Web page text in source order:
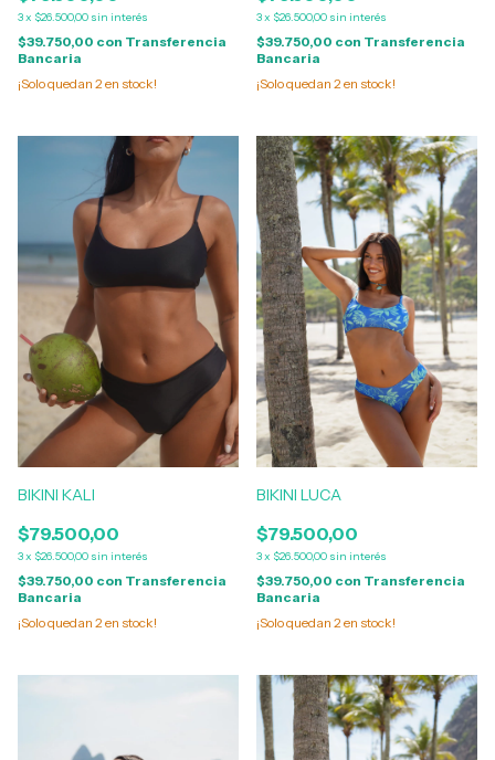
3x $26.500,00 sin interés
$39.750,00 con Transferencia
Bancaria
¡Solo quedan 2en stock!
3x $26.500,00 sin interés
$39.750,00 con Transferencia
Bancaria
¡Solo quedan 2en stock!
BIKINI KALI
$79.500,00
3x $26.500,00 sin interés
$39.750,00 con Transferencia
Bancaria
¡Solo quedan 2en stock!
BIKINI LUCA
$79.500,00
3x $26.500,00 sin interés
$39.750,00 con Transferencia
Bancaria
¡Solo quedan 2en stock!